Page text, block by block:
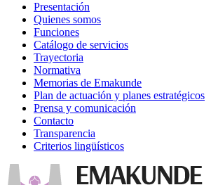
Presentación
Quienes somos
Funciones
Catálogo de servicios
Trayectoria
Normativa
Memorias de Emakunde
Plan de actuación y planes estratégicos
Prensa y comunicación
Contacto
Transparencia
Criterios lingüísticos